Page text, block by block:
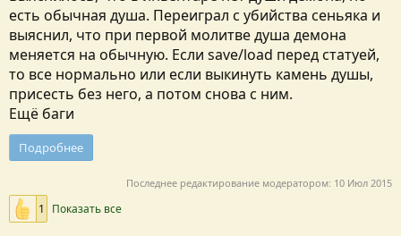
есть обычная душа. Переиграл с убийства сеньяка и
выяснил, что при первой молитве душа демона
меняется на обычную. Если save/load перед статуей,
то все нормально или если выкинуть камень душы,
присесть без него, а потом снова с ним.
Ещё баги
Подробнее
Последнее редактирование модератором: 10 Июл 2015
1 Показать все